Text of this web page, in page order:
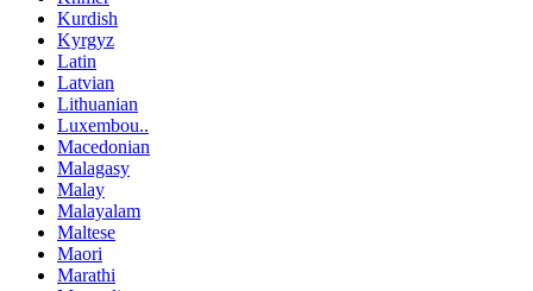
Kurdish
Kyrgyz
Latin
Latvian
Lithuanian
Luxembou..
Macedonian
Malagasy
Malay
Malayalam
Maltese
Maori
Marathi